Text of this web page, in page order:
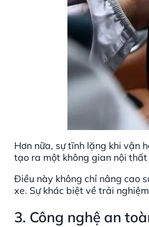
Hơn nữa, sự tĩnh lặng khi vận
tạo ra một không gian nội
Điều này không chỉ nâng cao
xe. Sự khác biệt về trải
3. Công nghệ an